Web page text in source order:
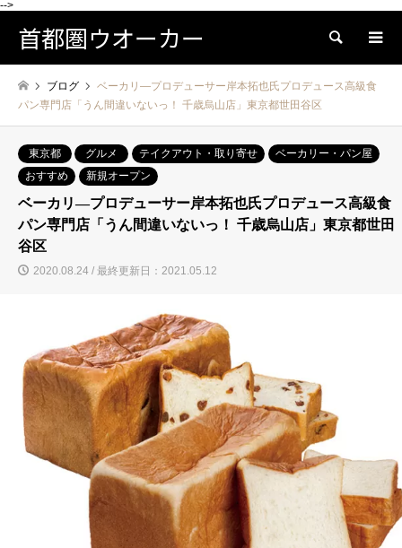
-->
首都圏ウオーカー 検索
ブログ
ベーカリ―プロデューサー岸本拓也氏プロデュース高級食
パン専門店「うん間違いないっ！ 千歳烏山店」東京都世田谷区
東京都 グルメ テイクアウト・取り寄せ
ベーカリー・パン屋
おすすめ
新規オープン
ベーカリ―プロデューサー岸本拓也氏プロデュース高級食
パン専門店「うん間違いないっ！ 千歳烏山店」東京都世田
谷区
2020.08.24 / 最終更新日：2021.05.12